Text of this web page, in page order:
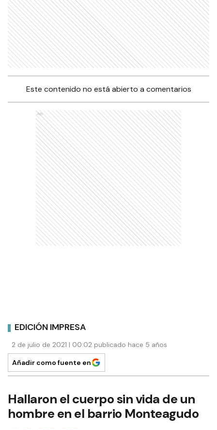
Este contenido no está abierto a comentarios
Ads
EDICIÓN IMPRESA
2 de julio de 2021 | 00:02 publicado hace 5 años
Añadir como fuente en
Hallaron el cuerpo sin vida de un
hombre en el barrio Monteagudo